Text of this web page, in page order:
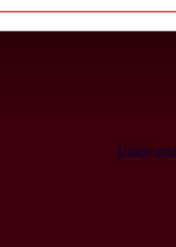
Umów